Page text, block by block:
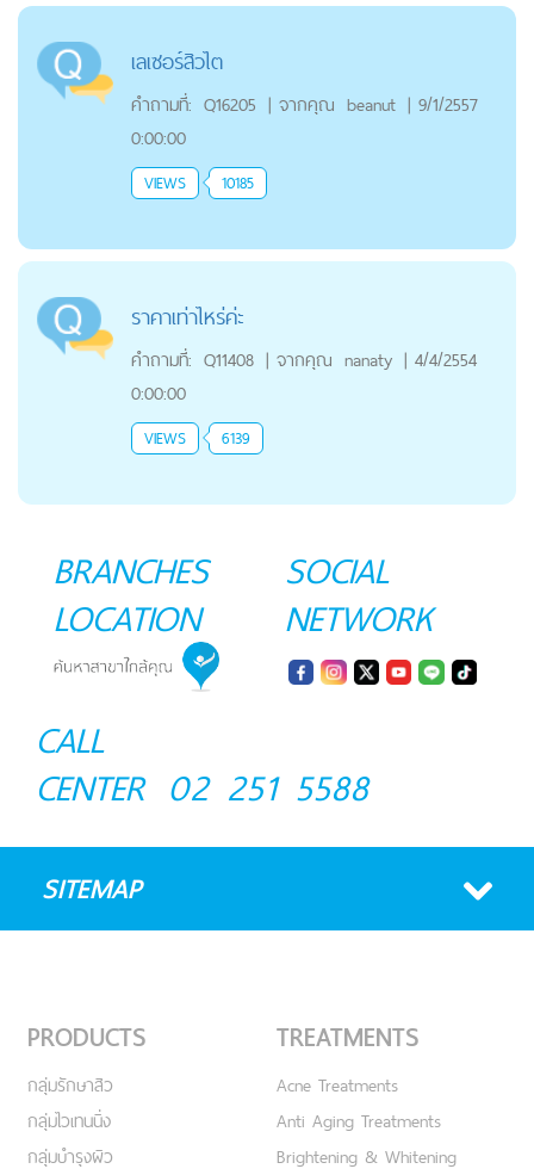
เลเซอร์สิวไต
คำถามที่: Q16205 | จากคุณ beanut | 9/1/2557
0:00:00
VIEWS 10185
ราคาเท่าไหร่ค่ะ
คำถามที่: Q11408 | จากคุณ nanaty | 4/4/2554
0:00:00
VIEWS 6139
BRANCHES
LOCATION
SOCIAL
NETWORK
CALL
CENTER 02 251 5588
SITEMAP
PRODUCTS
กลุ่มรักษาสิว
กลุ่มไวเทนนิ่ง
กลุ่มบำรุงผิว
TREATMENTS
Acne Treatments
Anti Aging Treatments
Brightening & Whitening